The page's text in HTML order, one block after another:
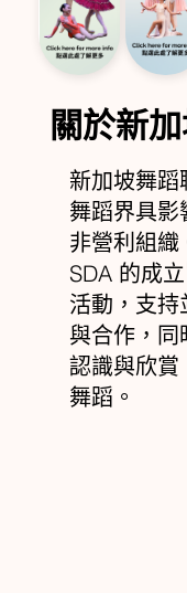
關於新
新加坡舞蹈
舞蹈界具影
非營利組織
SDA 的成
活動，支持
與合作，同
認識與欣賞
舞蹈。